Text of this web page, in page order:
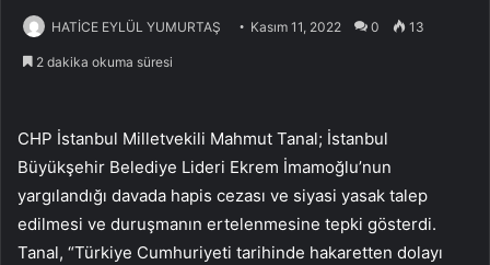
HATİCE EYLÜL YUMURTAŞ Kasım 11, 2022 0 13
2 dakika okuma süresi
CHP İstanbul Milletvekili Mahmut Tanal; İstanbul
Büyükşehir Belediye Lideri Ekrem İmamoğlu’nun
yargılandığı davada hapis cezası ve siyasi yasak talep
edilmesi ve duruşmanın ertelenmesine tepki gösterdi.
Tanal, “Türkiye Cumhuriyeti tarihinde hakaretten dolayı